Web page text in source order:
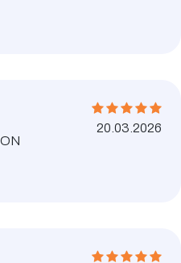
20.03.2026